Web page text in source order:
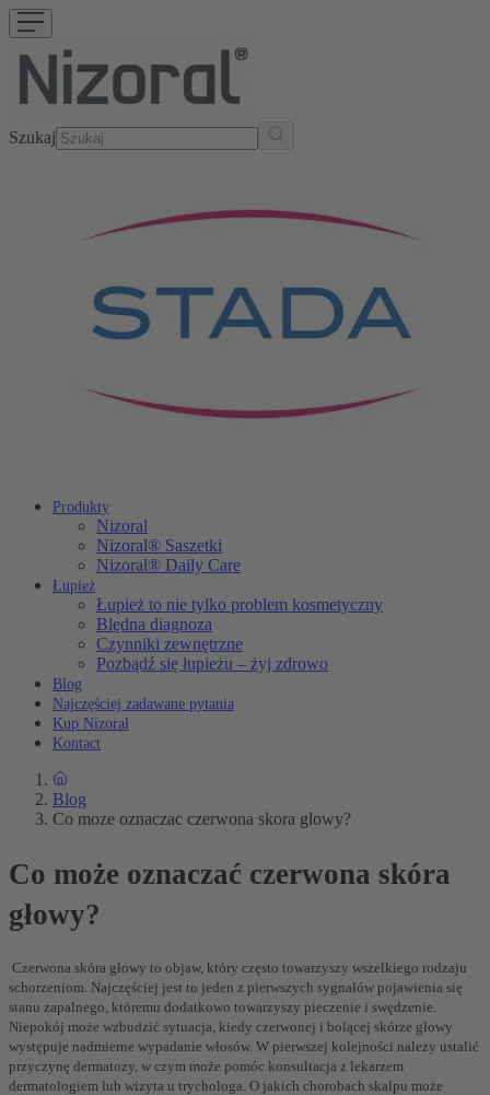
Szukaj
Produkty
Nizoral
Nizoral® Saszetki
Nizoral® Daily Care
Łupież
Łupież to nie tylko problem kosmetyczny
Blędna diagnoza
Czynniki zewnętrzne
Pozbądź się łupieżu – żyj zdrowo
Blog
Najczęściej zadawane pytania
Kup Nizoral
Kontact
Blog
Co moze oznaczac czerwona skora glowy?
Co może oznaczać czerwona skóra
głowy?
Czerwona skóra głowy to objaw, który często towarzyszy wszelkiego rodzaju
schorzeniom. Najczęściej jest to jeden z pierwszych sygnałów pojawienia się
stanu zapalnego, któremu dodatkowo towarzyszy pieczenie i swędzenie.
Niepokój może wzbudzić sytuacja, kiedy czerwonej i bolącej skórze głowy
występuje nadmierne wypadanie włosów. W pierwszej kolejności należy ustalić
przyczynę dermatozy, w czym może pomóc konsultacja z lekarzem
dermatologiem lub wizyta u trychologa. O jakich chorobach skalpu może